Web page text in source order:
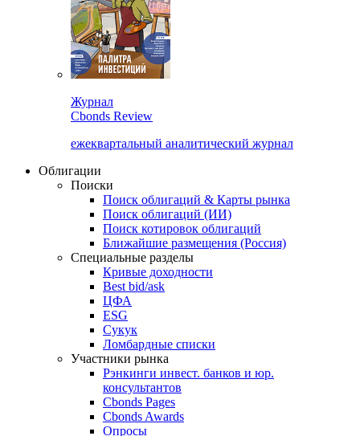
Cbonds Review
ежеквартальный аналитический журнал
Облигации
Поиски
Поиск облигаций & Карты рынка
Поиск облигаций (ИИ)
Поиск котировок облигаций
Ближайшие размещения (Россия)
Специальные разделы
Кривые доходности
Best bid/ask
ЦФА
ESG
Сукук
Ломбардные списки
Участники рынка
Рэнкинги инвест. банков и юр.